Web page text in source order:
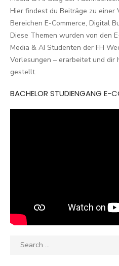
Hier findest du Beiträge zu einer
Bereichen E-Commerce, Digital
Diese Themen wurden von den
Media & AI Studenten der FH
Vorlesungen – erarbeitet und dir
gestellt.
BACHELOR STUDIENGANG E-
Search